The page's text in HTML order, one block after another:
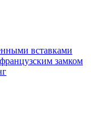
вставками
замком